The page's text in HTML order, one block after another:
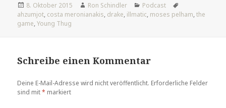
Veröffentlicht
am
8. Oktober 2015 Autor
Ron Schindler Kategorien
Podcast
ahzumjot, costa meronianakis, drake, illmatic, moses pelham,the
game,Young Thug
Schreibe einen Kommentar
Deine E-Mail-Adresse wird nicht veröffentlicht. Erforderliche Felder
sind mit* markiert